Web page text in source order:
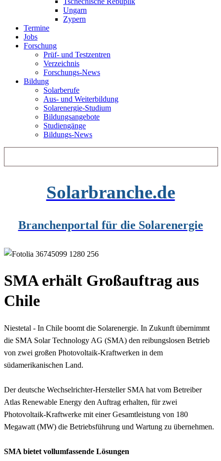
Ungarn
Zypern
Termine
Jobs
Forschung
Prüf- und Testzentren
Verzeichnis
Forschungs-News
Bildung
Solarberufe
Aus- und Weiterbildung
Solarenergie-Studium
Bildungsangebote
Studiengänge
Bildungs-News
Solarbranche.de
Branchenportal für die Solarenergie
SMA erhält Großauftrag aus
Chile
Niestetal - In Chile boomt die Solarenergie. In Zukunft übernimmt
die SMA Solar Technology AG (SMA) den reibungslosen Betrieb
von zwei großen Photovoltaik-Kraftwerken in dem
südamerikanischen Land.
Der deutsche Wechselrichter-Hersteller SMA hat vom Betreiber
Atlas Renewable Energy den Auftrag erhalten, für zwei
Photovoltaik-Kraftwerke mit einer Gesamtleistung von 180
Megawatt (MW) die Betriebsführung und Wartung zu übernehmen.
SMA bietet vollumfassende Lösungen